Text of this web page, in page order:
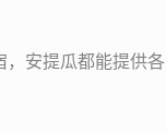
，安提瓜都能提供各